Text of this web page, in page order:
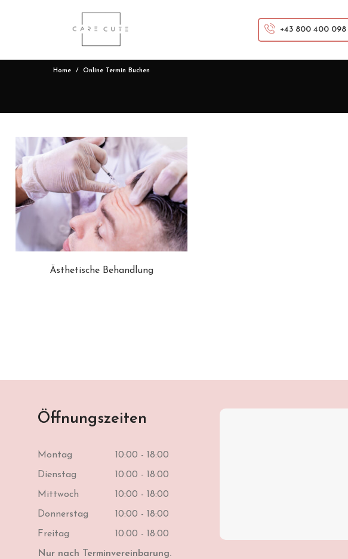
+43 800 400 098
Termin Buchen
Home Online Termin Buchen
Ästhetische Behandlung
Öffnungszeiten
Montag 10:00 - 18:00
Dienstag 10:00 - 18:00
Mittwoch 10:00 - 18:00
Donnerstag 10:00 - 18:00
Freitag 10:00 - 18:00
Nur nach Terminvereinbarung.